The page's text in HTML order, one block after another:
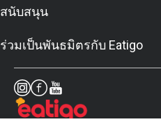
สนับสนุน
ร่วมเป็นพันธมิตรกับ Eatigo